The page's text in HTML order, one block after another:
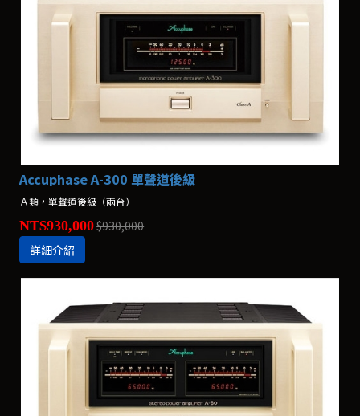
Accuphase A-300 單聲道後級
Ａ類，單聲道後級（兩台）
NT$930,000$930,000
詳細介紹